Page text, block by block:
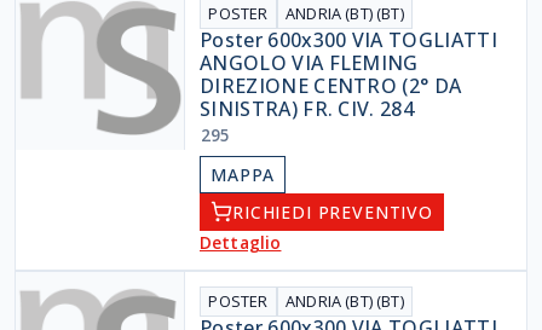
POSTER ANDRIA (BT) (BT)
Poster 600x300 VIA TOGLIATTI
ANGOLO VIA FLEMING
DIREZIONE CENTRO (2° DA
SINISTRA) FR. CIV. 284
295
MAPPA
RICHIEDI PREVENTIVO
Dettaglio
POSTER ANDRIA (BT) (BT)